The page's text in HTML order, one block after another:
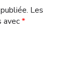
Les
avec*